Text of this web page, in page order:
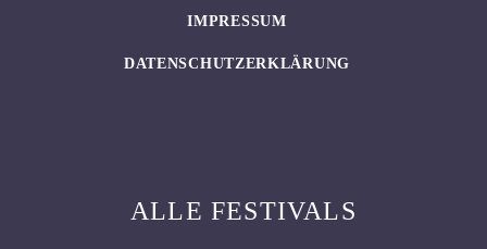
IMPRESSUM
DATENSCHUTZERKLÄRUNG
ALLE FESTIVALS